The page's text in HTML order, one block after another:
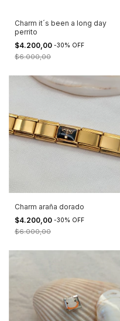
Charm it´s been a long day
perrito
$4.200,00 -30% OFF
$6.000,00
Charm araña dorado
$4.200,00 -30% OFF
$6.000,00